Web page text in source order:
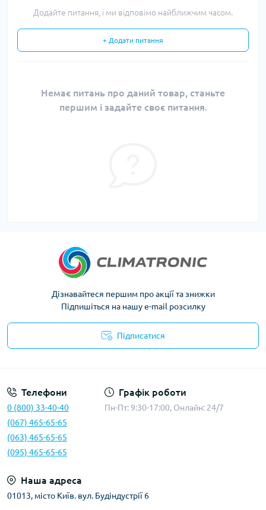
Додайте питання, і ми відповімо найближчим часом.
+ Додати питання
Немає питань про даний товар, станьте
першим і задайте своє питання.
Дізнавайтеся першим про акції та знижки
Підпишіться на нашу e-mail розсилку
Підписатися
Телефони
0 (800) 33-40-40
(067) 465-65-65
(063) 465-65-65
(095) 465-65-65
Графік роботи
Пн-Пт: 9:30-17:00, Онлайн: 24/7
Наша адреса
01013, місто Київ. вул. Будіндустрії 6